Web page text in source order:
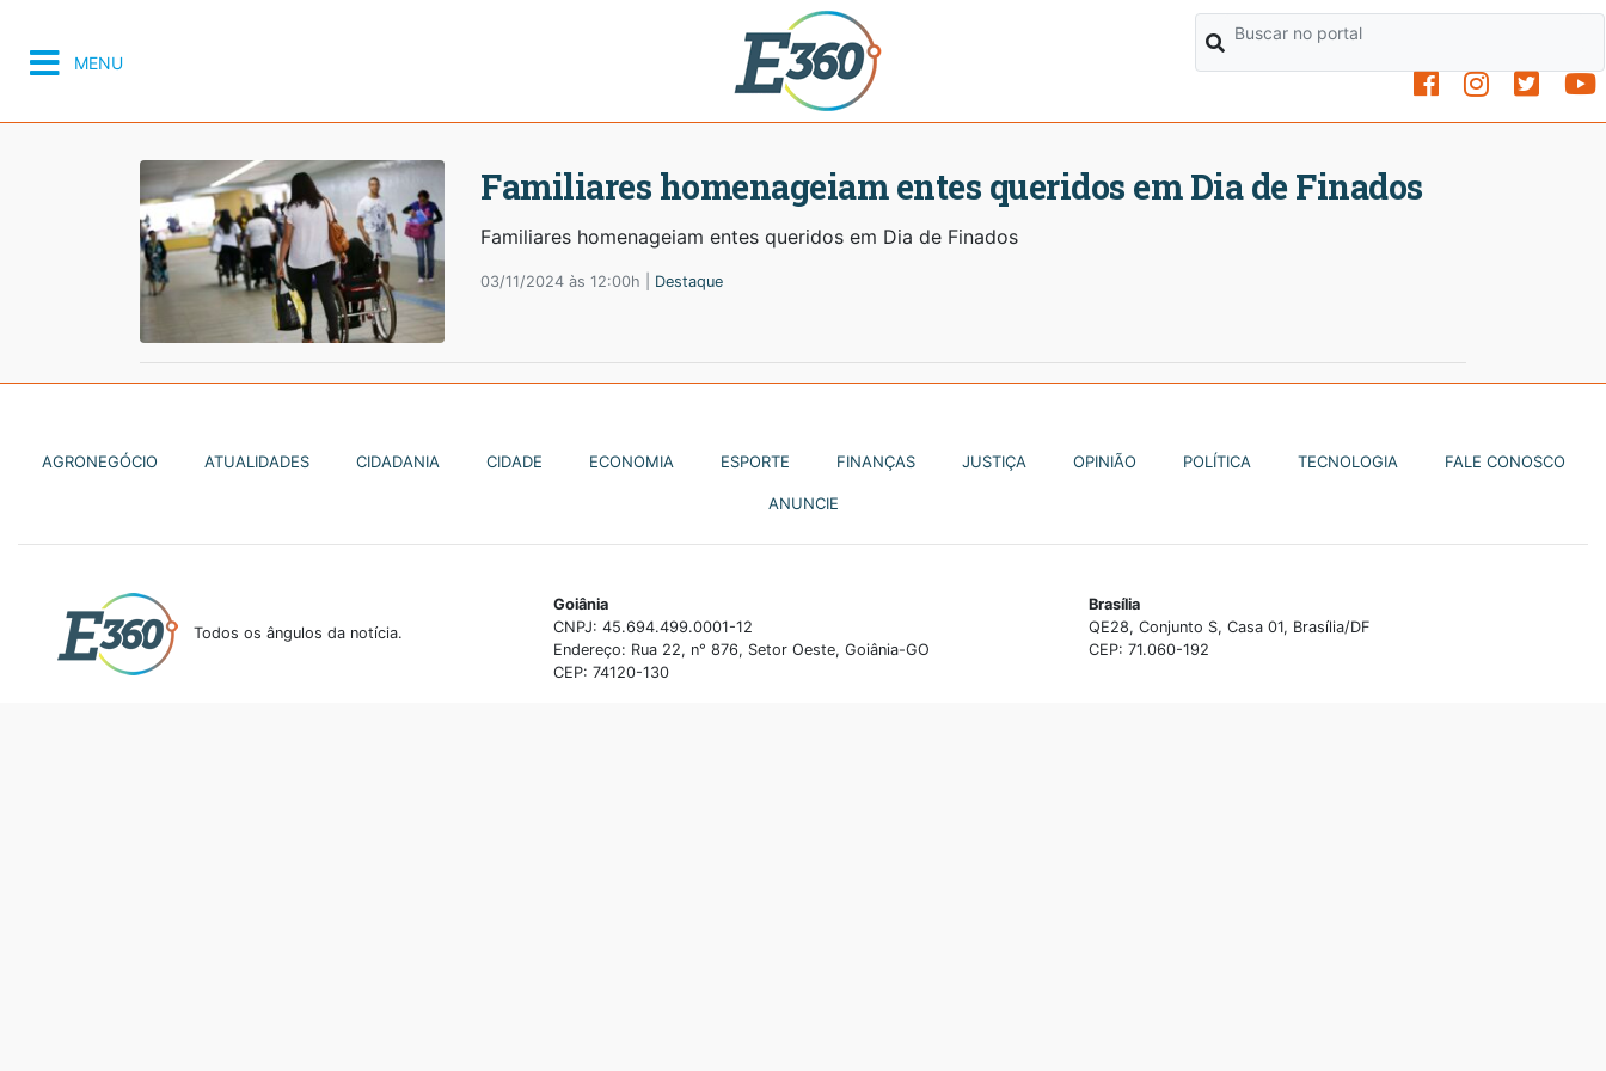
MENU
Familiares homenageiam entes queridos em Dia de Finados
Familiares homenageiam entes queridos em Dia de Finados
03/11/2024 às 12:00h | Destaque
AGRONEGÓCIO ATUALIDADES CIDADANIA CIDADE ECONOMIA ESPORTE FINANÇAS JUSTIÇA OPINIÃO POLÍTICA TECNOLOGIA FALE CONOSCO
ANUNCIE
Todos os ângulos da notícia.
Goiânia
CNPJ: 45.694.499.0001-12
Endereço: Rua 22, n° 876, Setor Oeste, Goiânia-GO
CEP: 74120-130
Brasília
QE28, Conjunto S, Casa 01, Brasília/DF
CEP: 71.060-192